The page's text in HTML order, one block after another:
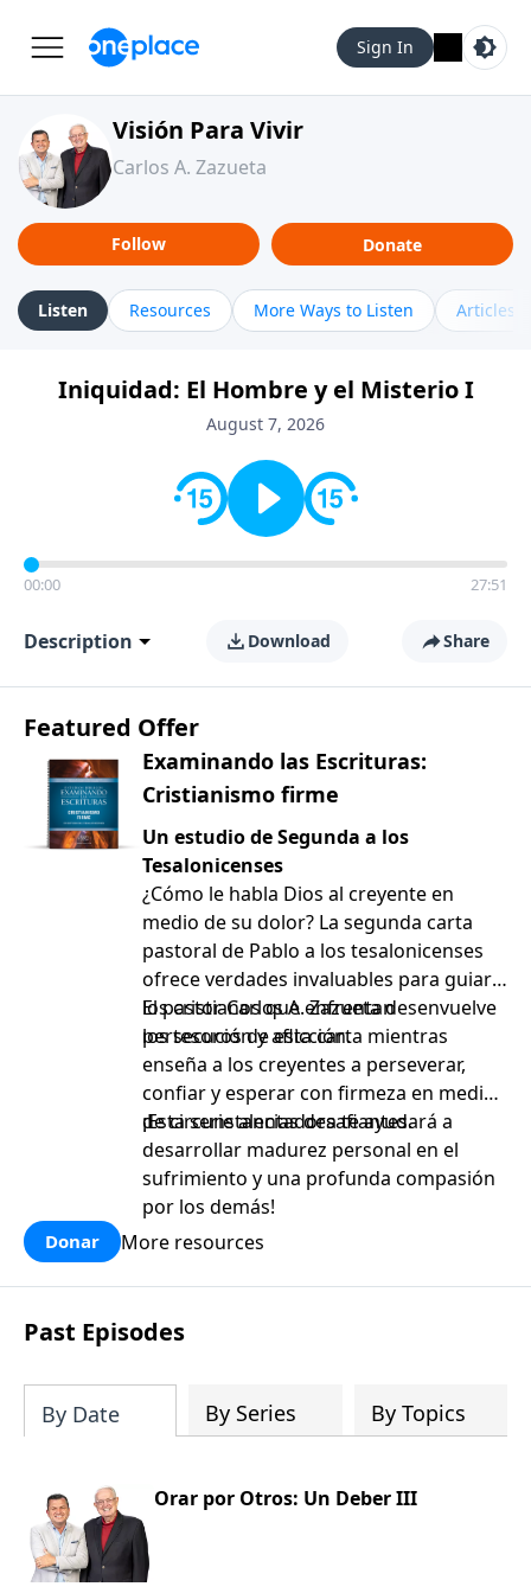
Sign In
Visión Para Vivir
Carlos A. Zazueta
Follow Donate
Listen Resources More Ways to Listen Articles
Iniquidad: El Hombre y el Misterio I
August 7, 2026
00:00 27:51
Description Download Share
Featured Offer
Examinando las Escrituras:
Cristianismo firme
Un estudio de Segunda a los
Tesalonicenses
¿Cómo le habla Dios al creyente en
medio de su dolor? La segunda carta
pastoral de Pablo a los tesalonicenses
ofrece verdades invaluables para guiar a
los cristianos que enfrentan
persecución y aflicción.
El pastor Carlos A. Zazueta desenvuelve
los tesoros de esta carta mientras
enseña a los creyentes a perseverar,
confiar y esperar con firmeza en medio
de circunstancias desafiantes.
¡Esta serie alentadora te ayudará a
desarrollar madurez personal en el
sufrimiento y una profunda compasión
por los demás!
Donar More resources
Past Episodes
By Date By Series By Topics
Orar por Otros: Un Deber III